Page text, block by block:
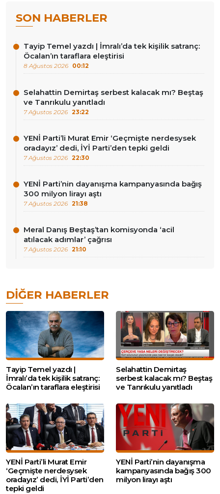
SON HABERLER
Tayip Temel yazdı | İmralı’da tek kişilik satranç:
Öcalan’ın taraflara eleştirisi
8 Ağustos 2026 00:12
Selahattin Demirtaş serbest kalacak mı? Beştaş
ve Tanrıkulu yanıtladı
7 Ağustos 2026 23:22
YENİ Parti’li Murat Emir ‘Geçmişte nerdesysek
oradayız’ dedi, İYİ Parti’den tepki geldi
7 Ağustos 2026 22:30
YENİ Parti’nin dayanışma kampanyasında bağış
300 milyon lirayı aştı
7 Ağustos 2026 21:38
Meral Danış Beştaş’tan komisyonda ‘acil
atılacak adımlar’ çağrısı
7 Ağustos 2026 21:10
DIĞER HABERLER
Tayip Temel yazdı |
İmralı’da tek kişilik satranç:
Öcalan’ın taraflara eleştirisi
Selahattin Demirtaş
serbest kalacak mı? Beştaş
ve Tanrıkulu yanıtladı
YENİ Parti’li Murat Emir
‘Geçmişte nerdesysek
oradayız’ dedi, İYİ Parti’den
tepki geldi
YENİ Parti’nin dayanışma
kampanyasında bağış 300
milyon lirayı aştı